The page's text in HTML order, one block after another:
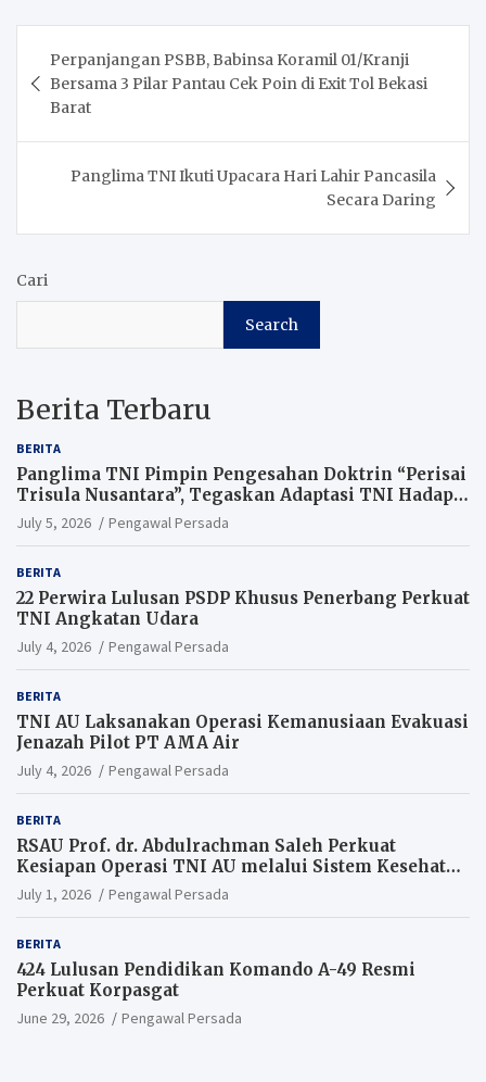
navigation
Perpanjangan PSBB, Babinsa Koramil 01/Kranji
Bersama 3 Pilar Pantau Cek Poin di Exit Tol Bekasi
Barat
Panglima TNI Ikuti Upacara Hari Lahir Pancasila
Secara Daring
Cari
Search
Berita Terbaru
BERITA
Panglima TNI Pimpin Pengesahan Doktrin “Perisai
Trisula Nusantara”, Tegaskan Adaptasi TNI Hadapi
Perang Modern
July 5, 2026 Pengawal Persada
BERITA
22 Perwira Lulusan PSDP Khusus Penerbang Perkuat
TNI Angkatan Udara
July 4, 2026 Pengawal Persada
BERITA
TNI AU Laksanakan Operasi Kemanusiaan Evakuasi
Jenazah Pilot PT AMA Air
July 4, 2026 Pengawal Persada
BERITA
RSAU Prof. dr. Abdulrachman Saleh Perkuat
Kesiapan Operasi TNI AU melalui Sistem Kesehatan
Andal
July 1, 2026 Pengawal Persada
BERITA
424 Lulusan Pendidikan Komando A-49 Resmi
Perkuat Korpasgat
June 29, 2026 Pengawal Persada